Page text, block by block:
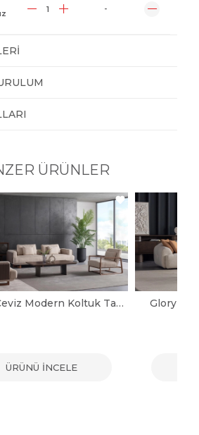
-
ÜRÜNLER
Urban Ceviz Modern Koltuk Takımı
ÜRÜNÜ İNCELE
Glory